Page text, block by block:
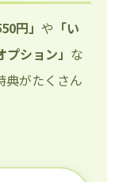
円」 や 「い
プション」 な
典がたくさん